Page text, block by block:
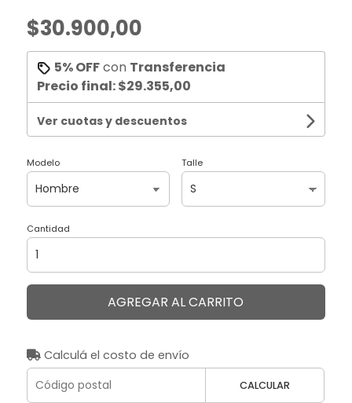
$30.900,00
5% OFFcon Transferencia
Precio final:$29.355,00
Ver cuotas y descuentos
Modelo Talle
Cantidad
AGREGAR AL CARRITO
Calculá el costo de envío
CALCULAR